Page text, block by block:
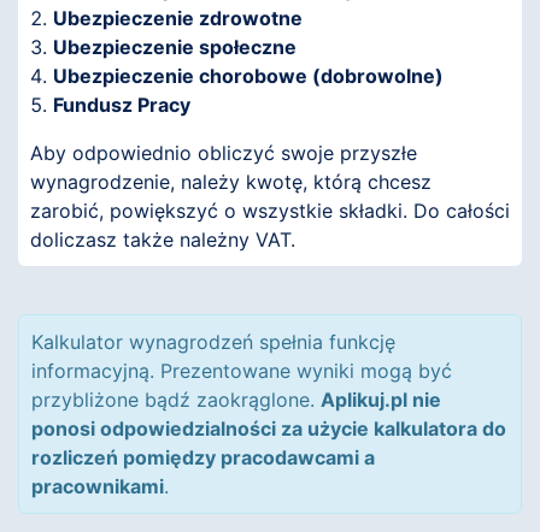
Ubezpieczenie zdrowotne
Ubezpieczenie społeczne
Ubezpieczenie chorobowe (dobrowolne)
Fundusz Pracy
Aby odpowiednio obliczyć swoje przyszłe
wynagrodzenie, należy kwotę, którą chcesz
zarobić, powiększyć o wszystkie składki. Do całości
doliczasz także należny VAT.
Kalkulator wynagrodzeń spełnia funkcję
informacyjną. Prezentowane wyniki mogą być
przybliżone bądź zaokrąglone. Aplikuj.pl nie
ponosi odpowiedzialności za użycie kalkulatora do
rozliczeń pomiędzy pracodawcami a
pracownikami.